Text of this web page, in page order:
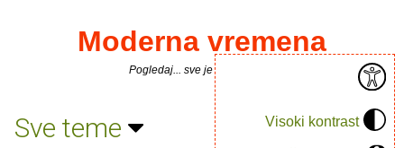
Visoki kontrast
Moderna vremena
Pogledaj... sve je puno knjiga.
Sve teme